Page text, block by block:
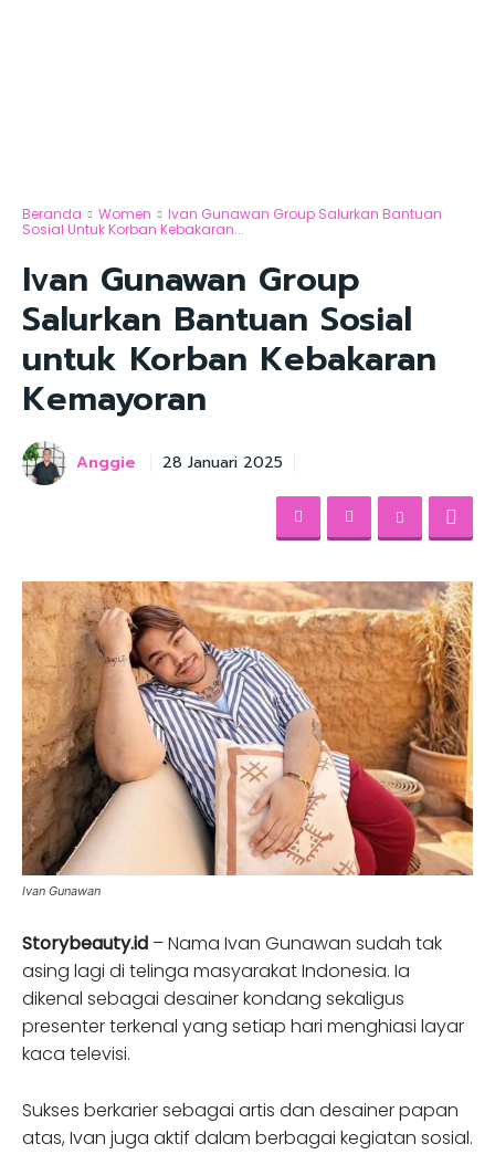
Beranda Women
Ivan Gunawan Group Salurkan Bantuan
Sosial Untuk Korban Kebakaran...
Ivan Gunawan Group
Salurkan Bantuan Sosial
untuk Korban Kebakaran
Kemayoran
Anggie 28 Januari 2025
Ivan Gunawan
Storybeauty.id – Nama Ivan Gunawan sudah tak
asing lagi di telinga masyarakat Indonesia. Ia
dikenal sebagai desainer kondang sekaligus
presenter terkenal yang setiap hari menghiasi layar
kaca televisi.
Sukses berkarier sebagai artis dan desainer papan
atas, Ivan juga aktif dalam berbagai kegiatan sosial.